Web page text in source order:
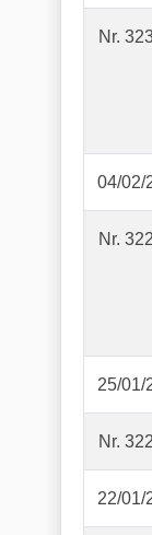
Nr.
04/02/
Nr.
25/01/
Nr.
22/01/